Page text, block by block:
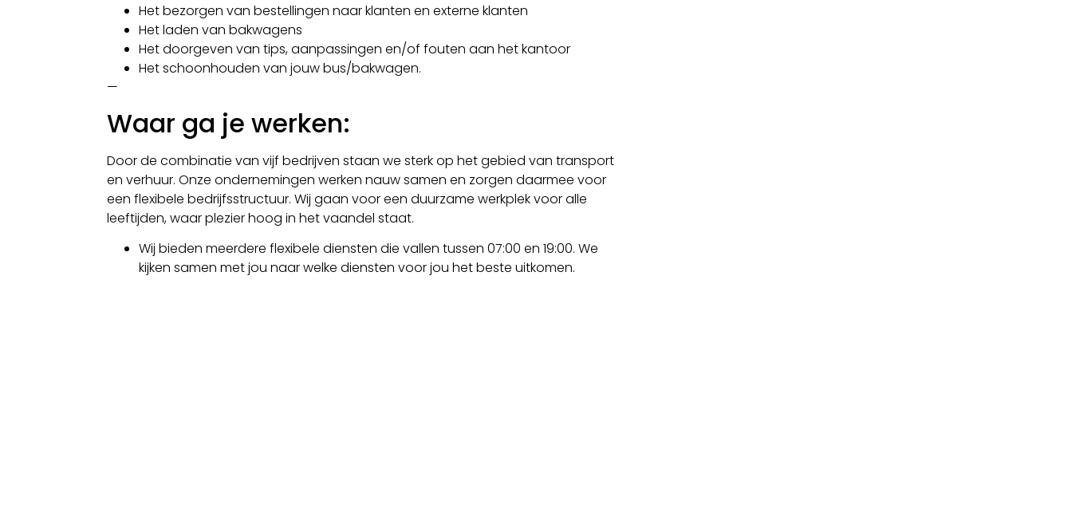
Het bezorgen van bestellingen naar klanten en externe klanten
Het laden van bakwagens
Het doorgeven van tips, aanpassingen en/of fouten aan het kantoor
Het schoonhouden van jouw bus/bakwagen.
—
Waar ga je werken:
Door de combinatie van vijf bedrijven staan we sterk op het gebied van transport
en verhuur. Onze ondernemingen werken nauw samen en zorgen daarmee voor
een flexibele bedrijfsstructuur. Wij gaan voor een duurzame werkplek voor alle
leeftijden, waar plezier hoog in het vaandel staat.
Wij bieden meerdere flexibele diensten die vallen tussen 07:00 en 19:00. We
kijken samen met jou naar welke diensten voor jou het beste uitkomen.